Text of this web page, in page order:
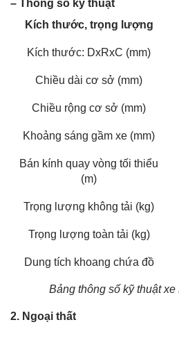
– Thông số kỹ thuật
Kích thước, trọng lượng
Kích thước: DxRxC (mm)
Chiều dài cơ sở (mm)
Chiều rộng cơ sở (mm)
Khoảng sáng gầm xe (mm)
Bán kính quay vòng tối thiểu
(m)
Trọng lượng không tải (kg)
Trọng lượng toàn tải (kg)
Dung tích khoang chứa đồ
Bảng thông số kỹ thuật
2. Ngoại thất